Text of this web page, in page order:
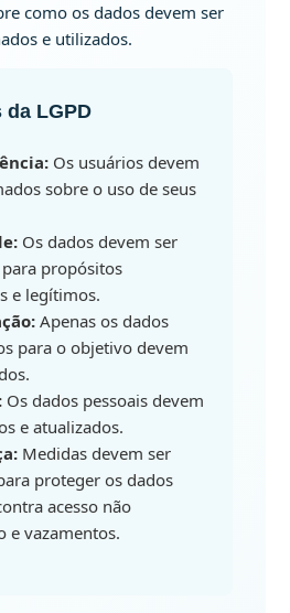
como os dados devem ser
e utilizados.
LGPD
Os usuários devem
sobre o uso de seus
Os dados devem ser
propósitos
e legítimos.
Apenas os dados
para o objetivo devem
Os dados pessoais devem
e atualizados.
Medidas devem ser
proteger os dados
acesso não
e vazamentos.